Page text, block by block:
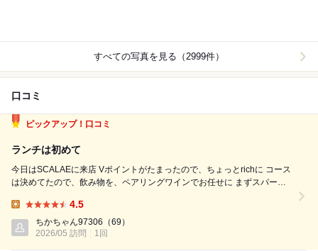
すべての写真を見る（2999件）
口コミ
ピックアップ！口コミ
ランチは初めて
今日はSCALAEに来店 Vポイントがたまったので、ちょっとrichに コース
は決めてたので、飲み物を、ペアリングワインでお任せに まずスパーク
ーム 春らしいきれいな一品 デコポンがアクセントになっておいしかった
ー...
4.5
ちかちゃん97306 （69）
2026/05 訪問
1回